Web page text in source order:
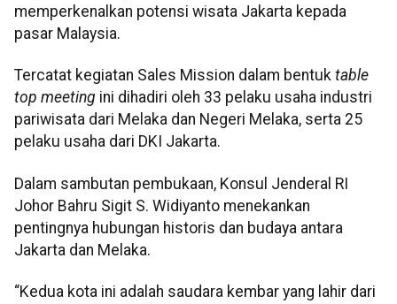
memperkenalkan potensi wisata Jakarta kepada
pasar Malaysia.
Tercatat kegiatan Sales Mission dalam bentuk table
top meeting ini dihadiri oleh 33 pelaku usaha industri
pariwisata dari Melaka dan Negeri Melaka, serta 25
pelaku usaha dari DKI Jakarta.
Dalam sambutan pembukaan, Konsul Jenderal RI
Johor Bahru Sigit S. Widiyanto menekankan
pentingnya hubungan historis dan budaya antara
Jakarta dan Melaka.
“Kedua kota ini adalah saudara kembar yang lahir dari